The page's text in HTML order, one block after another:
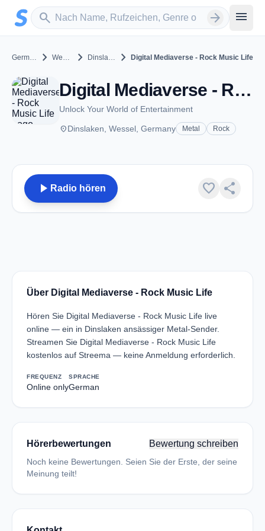
Zum Hauptinhalt springen
search
Sender suchen arrow_forward menu
Germany chevron_right Wessel chevron_right Dinslaken chevron_rightDigital Mediaverse - Rock Music Life
Digital Mediaverse - Rock Music Life - Dinslaken
Unlock Your World of Entertainment
placeDinslaken, Wessel, Germany Metal Rock
play_arrow Radio hören favorite share
Über Digital Mediaverse - Rock Music Life
Hören Sie Digital Mediaverse - Rock Music Life live
online — ein in Dinslaken ansässiger Metal-Sender.
Streamen Sie Digital Mediaverse - Rock Music Life
kostenlos auf Streema — keine Anmeldung erforderlich.
FREQUENZ
Online only
SPRACHE
German
Hörerbewertungen Bewertung schreiben
Noch keine Bewertungen. Seien Sie der Erste, der seine
Meinung teilt!